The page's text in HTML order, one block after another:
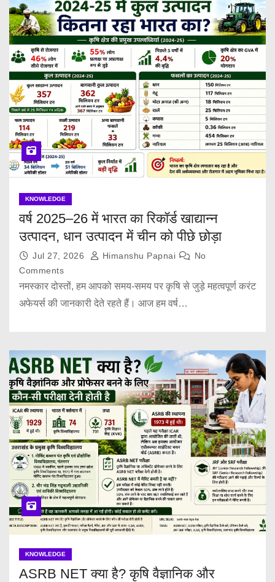
KNOWLEDGE
वर्ष 2025–26 में भारत का रिकॉर्ड खाद्यान्न
उत्पादन, धान उत्पादन में चीन को पीछे छोड़ा
Jul 27, 2026 Himanshu Papnai
No
Comments
नमस्कार दोस्तों, हम आपको समय-समय पर कृषि से जुड़े महत्वपूर्ण करंट
अफेयर्स की जानकारी देते रहते हैं। आज हम वर्ष…
KNOWLEDGE
ASRB NET क्या है? कृषि वैज्ञानिक और